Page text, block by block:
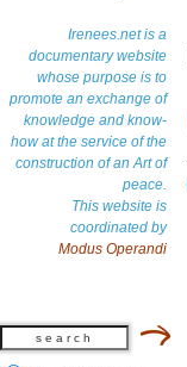
Irenees.net is a
documentary website
whose purpose is to
promote an exchange of
knowledge and know-
how at the service of the
construction of an Art of
peace.
This website is
coordinated by
Modus Operandi